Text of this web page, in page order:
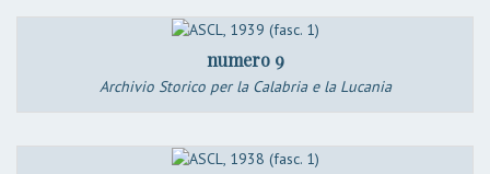
numero 9
Archivio Storico per la Calabria e la Lucania